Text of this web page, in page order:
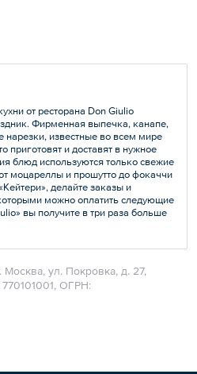
от ресторана Don Giulio
Фирменная выпечка, канапе,
известные во всем мире
приготовят и доставят в нужное
блюд используются только свежие
моцареллы и прошутто до фокаччи
делайте заказы и
можно оплатить следующие
вы получите в три раза больше
ул. Покровка, д. 27,
ОГРН: